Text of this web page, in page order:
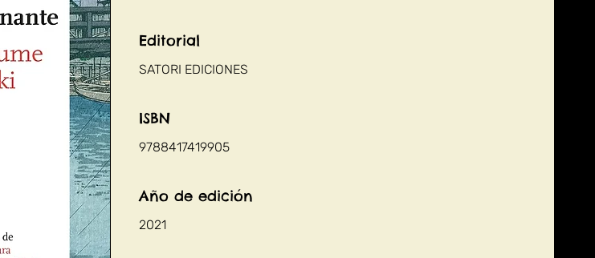
Editorial
SATORI EDICIONES
ISBN
9788417419905
Año de edición
2021